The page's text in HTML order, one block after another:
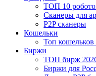
ТОП 10
Сканеры для
P2P сканеры
Кошельки
Топ кошельков
Биржи
ТОП бирж
Биржи для